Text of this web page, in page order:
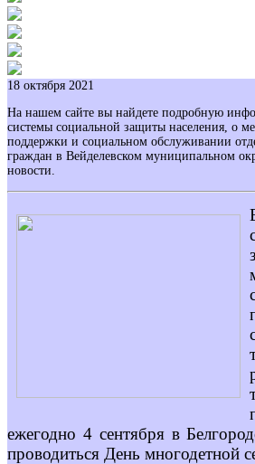
18 октября 2021
На нашем сайте вы найдете подробную
системы социальной защиты населения, о
поддержки и социальном обслуживании
граждан в Вейделевском муниципальном
новости.
ежегодно 4 сентября в
проводиться День многодетной